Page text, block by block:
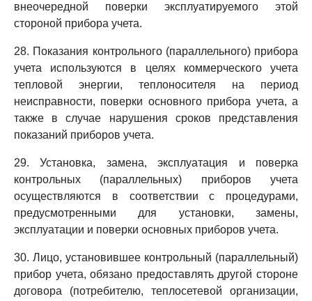
внеочередной поверки эксплуатируемого этой
стороной прибора учета.
28. Показания контрольного (параллельного) прибора
учета используются в целях коммерческого учета
тепловой энергии, теплоносителя на период
неисправности, поверки основного прибора учета, а
также в случае нарушения сроков представления
показаний приборов учета.
29. Установка, замена, эксплуатация и поверка
контрольных (параллельных) приборов учета
осуществляются в соответствии с процедурами,
предусмотренными для установки, замены,
эксплуатации и поверки основных приборов учета.
30. Лицо, установившее контрольный (параллельный)
прибор учета, обязано предоставлять другой стороне
договора (потребителю, теплосетевой организации,